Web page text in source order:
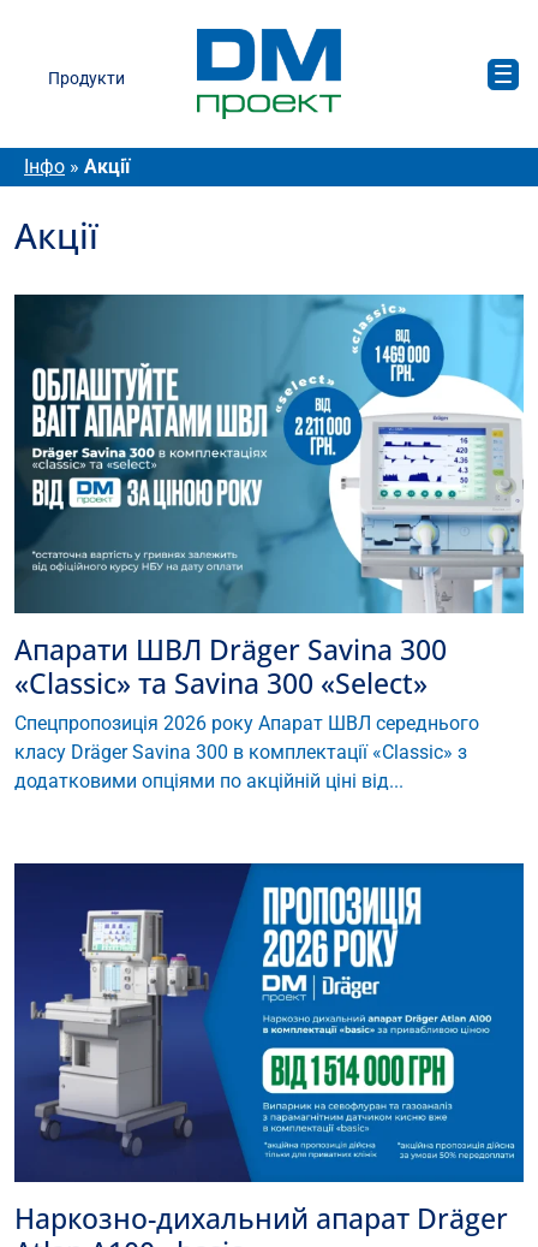
Продукти
Інфо » Акції
Акції
Апарати ШВЛ Dräger Savina 300
«Classic» та Savina 300 «Select»
Спецпропозиція 2026 року Апарат ШВЛ середнього
класу Dräger Savina 300 в комплектації «Classic» з
додатковими опціями по акційній ціні від...
Наркозно-дихальний апарат Dräger